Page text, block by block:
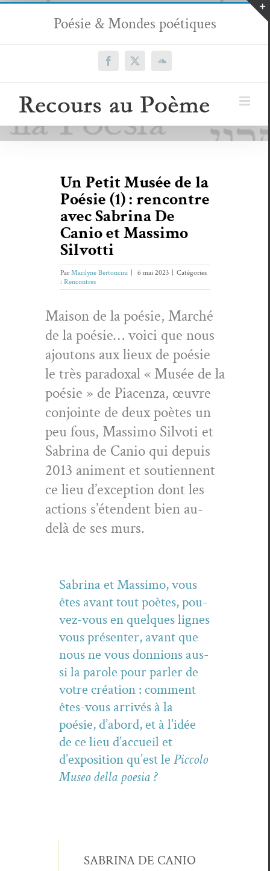
Passer
contenu
Poésie & Mondes poétiques
Facebook
X SoundCloud
Un Petit Musée de la
Poésie (1) : rencontre
avec Sabrina De
Canio et Massimo
Silvotti
ParMarilyne Bertoncini 6 mai 2023
Catégories
: Rencontres
Mai­son de la poésie, Marché
de la poésie… voici que nous
ajou­tons aux lieux de poésie
le très para­dox­al « Musée de la
poésie » de Pia­cen­za, œuvre
con­jointe de deux poètes un
peu fous, Mas­si­mo Sil­voti et
Sab­ri­na de Canio qui depuis
2013 ani­ment et sou­ti­en­nent
ce lieu d’exception dont les
actions s’é­ten­dent bien au-
delà de ses murs.
Sab­ri­na et Mas­si­mo, vous
êtes avant tout poètes, pou­
vez-vous en quelques lignes
vous présen­ter, avant que
nous ne vous don­nions aus­
si la parole pour par­ler de
votre créa­tion : com­ment
êtes-vous arrivés à la
poésie, d’abord, et à l’idée
de ce lieu d’accueil et
d’exposition qu’est le Pic­co­lo
Museo del­la poesia ?
SABRINA DE CANIO